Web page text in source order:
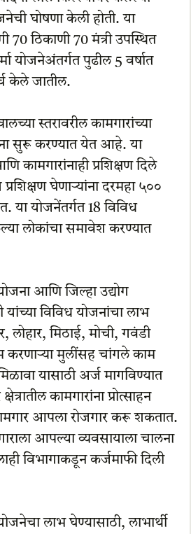
घोषणा केली होती. या
70 ठिकाणी 70 मंत्री उपस्थित
योजनेअंतर्गत पुढील 5 वर्षात
केले जातील.
स्तरावरील कामगारांच्या
सुरू करण्यात येत आहे. या
कामगारांनाही प्रशिक्षण दिले
घेणाऱ्यांना दरमहा ५००
या योजनेंतर्गत 18 विविध
लोकांचा समावेश करण्यात
आणि जिल्हा उद्योग
विविध योजनांचा लाभ
लोहार, मिठाई, मोची, गवंडी
मुलींसह चांगले काम
यासाठी अर्ज मागविण्यात
कामगारांना प्रोत्साहन
आपला रोजगार करू शकतात.
आपल्या व्यवसायाला चालना
विभागाकडून कर्जमाफी दिली
लाभ घेण्यासाठी, लाभार्थी